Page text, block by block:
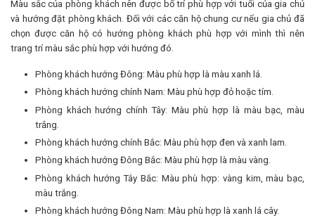
Màu sắc của phòng khách nên được bố trí phù hợp với tuổi của gia chủ
và hướng đặt phòng khách. Đối với các căn hộ chung cư nếu gia chủ đã
chọn được căn hộ có hướng phòng khách phù hợp với mình thì nên
trang trí màu sắc phù hợp với hướng đó.
Phòng khách hướng Đông: Màu phù hợp là màu xanh lá.
Phòng khách hướng chính Nam: Màu phù hợp đỏ hoặc tím.
Phòng khách hướng chính Tây: Màu phù hợp là màu bạc, màu
trắng.
Phòng khách hướng chính Bắc: Màu phù hợp đen và xanh lam.
Phòng khách hướng Đông Bắc: Màu phù hợp là màu vàng.
Phòng khách hướng Tây Bắc: Màu phù hợp: vàng kim, màu bạc,
màu trắng.
Phòng khách hướng Đông Nam: Màu phù hợp là xanh lá cây.